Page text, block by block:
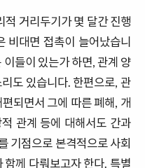
적 거리두기가 몇 달간 진행
비대면 접촉이 늘어났습니
들이 있는가 하면,관계 양
도 있습니다. 한편으로,관
되면서 그에 따른 폐해, 개
적 관계 등에 대해서도 간과
기점으로 본격적으로 사회
께 다뤄보고자 한다. 특별